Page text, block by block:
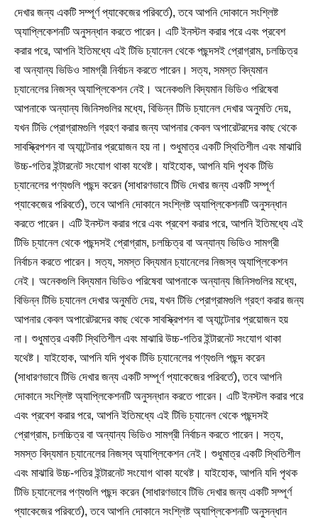
দেখার জন্য একটি সম্পূর্ণ প্যাকেজের পরিবর্তে), তবে আপনি দোকানে সংশ্লিষ্ট
অ্যাপ্লিকেশনটি অনুসন্ধান করতে পারেন। এটি ইনস্টল করার পরে এবং প্রবেশ
করার পরে, আপনি ইতিমধ্যে এই টিভি চ্যানেল থেকে পছন্দসই প্রোগ্রাম, চলচ্চিত্র
বা অন্যান্য ভিডিও সামগ্রী নির্বাচন করতে পারেন। সত্য, সমস্ত বিদ্যমান
চ্যানেলের নিজস্ব অ্যাপ্লিকেশন নেই। অনেকগুলি বিদ্যমান ভিডিও পরিষেবা
আপনাকে অন্যান্য জিনিসগুলির মধ্যে, বিভিন্ন টিভি চ্যানেল দেখার অনুমতি দেয়,
যখন টিভি প্রোগ্রামগুলি গ্রহণ করার জন্য আপনার কেবল অপারেটরদের কাছ থেকে
সাবস্ক্রিপশন বা অ্যান্টেনার প্রয়োজন হয় না। শুধুমাত্র একটি স্থিতিশীল এবং মাঝারি
উচ্চ-গতির ইন্টারনেট সংযোগ থাকা যথেষ্ট। যাইহোক, আপনি যদি পৃথক টিভি
চ্যানেলের পণ্যগুলি পছন্দ করেন (সাধারণভাবে টিভি দেখার জন্য একটি সম্পূর্ণ
প্যাকেজের পরিবর্তে), তবে আপনি দোকানে সংশ্লিষ্ট অ্যাপ্লিকেশনটি অনুসন্ধান
করতে পারেন। এটি ইনস্টল করার পরে এবং প্রবেশ করার পরে, আপনি ইতিমধ্যে এই
টিভি চ্যানেল থেকে পছন্দসই প্রোগ্রাম, চলচ্চিত্র বা অন্যান্য ভিডিও সামগ্রী
নির্বাচন করতে পারেন। সত্য, সমস্ত বিদ্যমান চ্যানেলের নিজস্ব অ্যাপ্লিকেশন
নেই। অনেকগুলি বিদ্যমান ভিডিও পরিষেবা আপনাকে অন্যান্য জিনিসগুলির মধ্যে,
বিভিন্ন টিভি চ্যানেল দেখার অনুমতি দেয়, যখন টিভি প্রোগ্রামগুলি গ্রহণ করার জন্য
আপনার কেবল অপারেটরদের কাছ থেকে সাবস্ক্রিপশন বা অ্যান্টেনার প্রয়োজন হয়
না। শুধুমাত্র একটি স্থিতিশীল এবং মাঝারি উচ্চ-গতির ইন্টারনেট সংযোগ থাকা
যথেষ্ট। যাইহোক, আপনি যদি পৃথক টিভি চ্যানেলের পণ্যগুলি পছন্দ করেন
(সাধারণভাবে টিভি দেখার জন্য একটি সম্পূর্ণ প্যাকেজের পরিবর্তে), তবে আপনি
দোকানে সংশ্লিষ্ট অ্যাপ্লিকেশনটি অনুসন্ধান করতে পারেন। এটি ইনস্টল করার পরে
এবং প্রবেশ করার পরে, আপনি ইতিমধ্যে এই টিভি চ্যানেল থেকে পছন্দসই
প্রোগ্রাম, চলচ্চিত্র বা অন্যান্য ভিডিও সামগ্রী নির্বাচন করতে পারেন। সত্য,
সমস্ত বিদ্যমান চ্যানেলের নিজস্ব অ্যাপ্লিকেশন নেই। শুধুমাত্র একটি স্থিতিশীল
এবং মাঝারি উচ্চ-গতির ইন্টারনেট সংযোগ থাকা যথেষ্ট। যাইহোক, আপনি যদি পৃথক
টিভি চ্যানেলের পণ্যগুলি পছন্দ করেন (সাধারণভাবে টিভি দেখার জন্য একটি সম্পূর্ণ
প্যাকেজের পরিবর্তে), তবে আপনি দোকানে সংশ্লিষ্ট অ্যাপ্লিকেশনটি অনুসন্ধান